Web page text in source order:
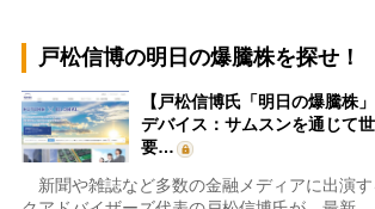
戸松信博の明日の爆騰株を探せ！
【戸松信博氏「明日の爆騰株
デバイス：サムスンを通じて
要…
新聞や雑誌など多数の金融メディアに出演